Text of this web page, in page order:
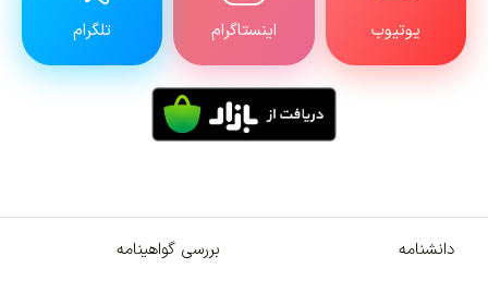
یوتیوب اینستاگرام تلگرام
دانشنامه
بررسی گواهینامه